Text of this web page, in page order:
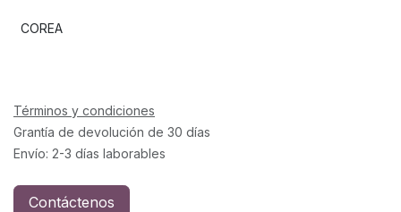
COREA
Términos y condiciones
Grantía de devolución de 30 días
Envío: 2-3 días laborables
Contáctenos